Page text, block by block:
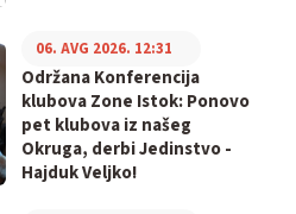
Održana Konferencija
klubova Zone Istok: Ponovo
pet klubova iz našeg
Okruga, derbi Jedinstvo -
Hajduk Veljko!
06. AVG 2026. 12:31